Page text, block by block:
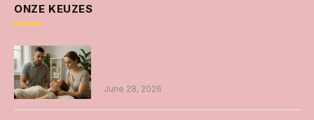
ONZE KEUZES
June 28, 2026